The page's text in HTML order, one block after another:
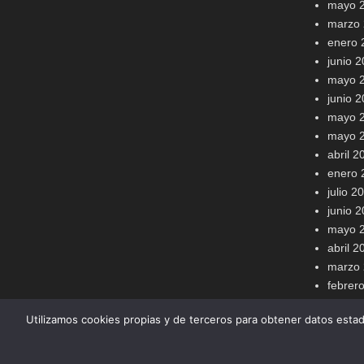
mayo
marzo
enero
junio
mayo
junio
mayo
mayo
abril
enero
julio
junio
mayo
abril
marzo
Utilizamos cookies propias y de terceros para obtener datos